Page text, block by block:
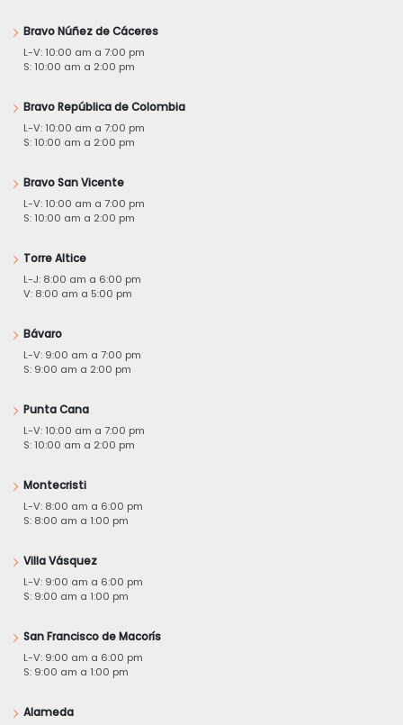
Bravo Núñez de Cáceres
L-V: 10:00 am a 7:00 pm
S: 10:00 am a 2:00 pm
Bravo República de Colombia
L-V: 10:00 am a 7:00 pm
S: 10:00 am a 2:00 pm
Bravo San Vicente
L-V: 10:00 am a 7:00 pm
S: 10:00 am a 2:00 pm
Torre Altice
L-J: 8:00 am a 6:00 pm
V: 8:00 am a 5:00 pm
Bávaro
L-V: 9:00 am a 7:00 pm
S: 9:00 am a 2:00 pm
Punta Cana
L-V: 10:00 am a 7:00 pm
S: 10:00 am a 2:00 pm
Montecristi
L-V: 8:00 am a 6:00 pm
S: 8:00 am a 1:00 pm
Villa Vásquez
L-V: 9:00 am a 6:00 pm
S: 9:00 am a 1:00 pm
San Francisco de Macorís
L-V: 9:00 am a 6:00 pm
S: 9:00 am a 1:00 pm
Alameda